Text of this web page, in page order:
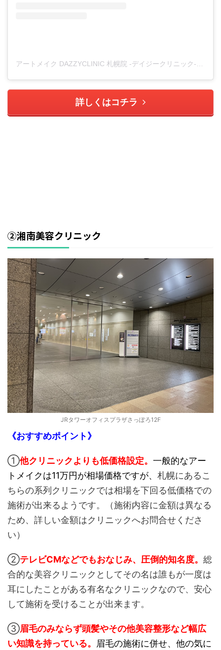
詳しくはコチラ
②湘南美容クリニック
JRタワーオフィスプラザさっぽろ12F
《おすすめポイント》
①他クリニックよりも低価格設定。 一般的なアー
トメイクは11万円が相場価格ですが、 札幌にあるこ
ちらの系列クリニックでは相場を下回る低価格での
施術が出来るようです。（施術内容に金額は異なる
ため、詳しい金額はクリニックへお問合せくださ
い）
②テレビCMなどでもおなじみ、圧倒的知名度。 総
合的な美容クリニックとしてその名は誰もが一度は
耳にしたことがある有名なクリニックなので、安心
して施術を受けることが出来ます。
③眉毛のみならず頭髪やその他美容整形など幅広
い知識を持っている。 眉毛の施術に併せ、他の気に